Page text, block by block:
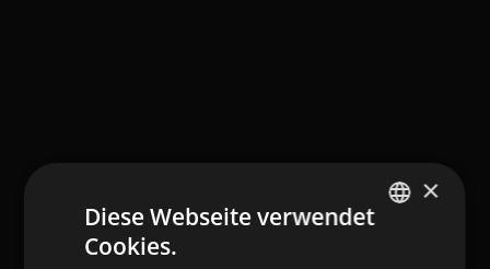
×
Diese Webseite verwendet
Cookies.